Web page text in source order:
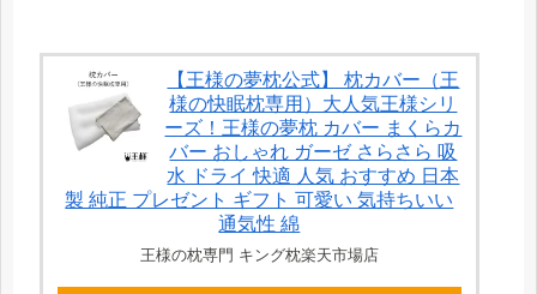
【王様の夢枕公式】 枕カバー（王
様の快眠枕専用）大人気王様シリ
ーズ！王様の夢枕 カバー まくらカ
バー おしゃれ ガーゼ さらさら 吸
水 ドライ 快適 人気 おすすめ 日本
製 純正 プレゼント ギフト 可愛い 気持ちいい
通気性 綿
王様の枕専門 キング枕楽天市場店